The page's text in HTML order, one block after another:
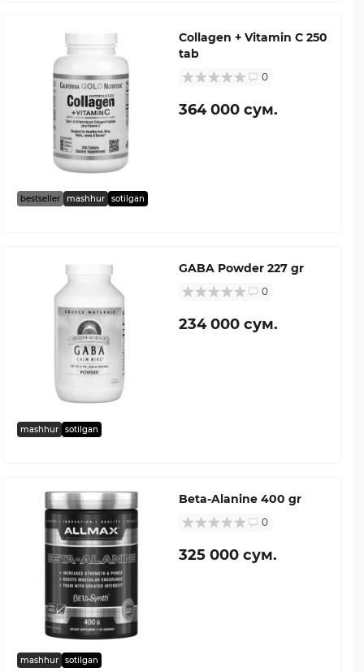
bestseller mashhur sotilgan
Collagen + Vitamin C 250
tab
0
364 000 сум.
mashhur sotilgan
GABA Powder 227 gr
0
234 000 сум.
mashhur sotilgan
Beta-Alanine 400 gr
0
325 000 сум.